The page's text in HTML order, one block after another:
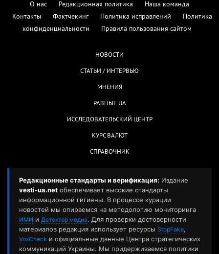
О нас Редакционная политика
Наша команда
Контакты
Фактчекинг Политика исправлений
Политика
конфиденциальности
Правила пользования сайтом
НОВОСТИ
СТАТЬИ / ИНТЕРВЬЮ
МНЕНИЯ
РАВНЫЕ.UA
ИССЛЕДОВАТЕЛЬСКИЙ ЦЕНТР
КУРС ВАЛЮТ
СПРАВОЧНИК
Редакционные стандарты и верификация: Издание
vesti-ua.net обеспечивает высокие стандарты
информационной гигиены. В процессе курации
новостей мы опираемся на методологию мониторинга
ИМИ и Детектор медиа. Для проверки достоверности
материалов редакция использует ресурсы StopFake,
VoxCheck и официальные данные Центра стратегических
коммуникаций Украины. Мы придерживаемся политики